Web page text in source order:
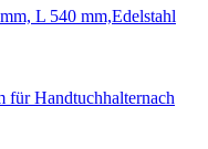
L 540 mm,Edelstahl
für Handtuchhalternach